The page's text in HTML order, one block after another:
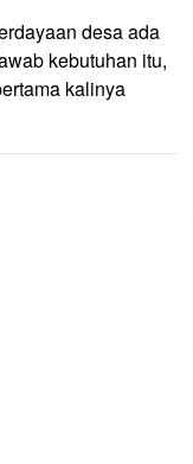
desa ada
kebutuhan itu,
kalinya